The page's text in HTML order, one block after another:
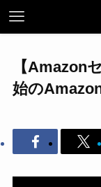
【Amazon
始の